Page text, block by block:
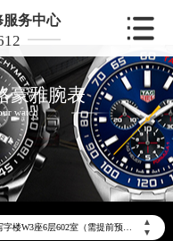
服务中心
豪雅腕表
watch
▲
▼
优化升级公告
服务热线：400-801-5612
点地址：
北京市东城区东长安街1号东方广场写字楼W3座6层602室（需提前预约）